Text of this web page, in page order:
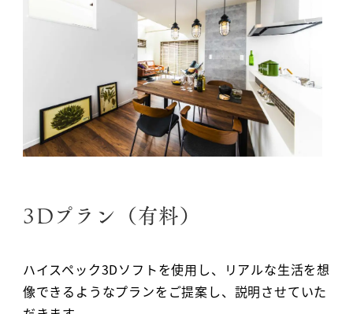
3Dプラン（有料）
ハイスペック3Dソフトを使用し、リアルな生活を想
像できるようなプランをご提案し、説明させていた